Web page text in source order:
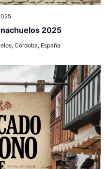
2025
Córdoba, España